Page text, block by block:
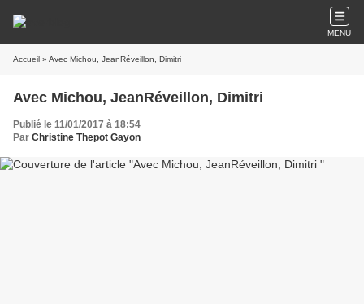
MENU
Accueil » Avec Michou, JeanRéveillon, Dimitri
Avec Michou, JeanRéveillon, Dimitri
Publié le 11/01/2017 à 18:54
Par Christine Thepot Gayon